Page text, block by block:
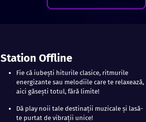
Station Offline
Fie că iubești hiturile clasice, ritmurile
energizante sau melodiile care te relaxează,
aici găsești totul, fără limite!
Dă play noii tale destinații muzicale și lasă-
te purtat de vibrații unice!